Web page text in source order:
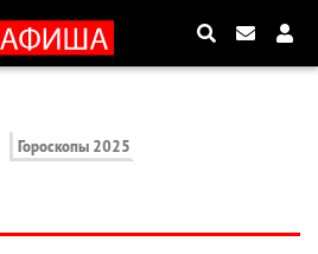
Гороскопы 2025